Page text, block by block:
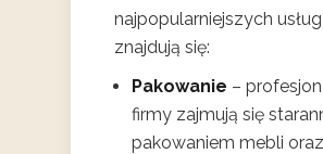
najpopularniejszych usług
znajdują się:
Pakowanie –
firmy zajmują się
pakowaniem mebli oraz